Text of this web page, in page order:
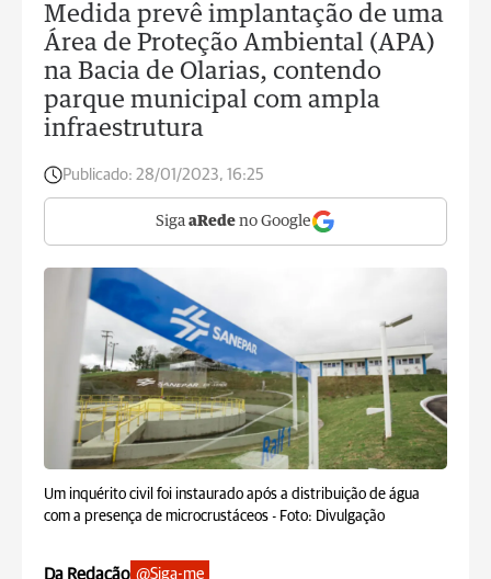
Medida prevê implantação de uma
Área de Proteção Ambiental (APA)
na Bacia de Olarias, contendo
parque municipal com ampla
infraestrutura
Publicado: 28/01/2023, 16:25
Siga aRede no Google
Um inquérito civil foi instaurado após a distribuição de água
com a presença de microcrustáceos - Foto: Divulgação
Da Redação @Siga-me